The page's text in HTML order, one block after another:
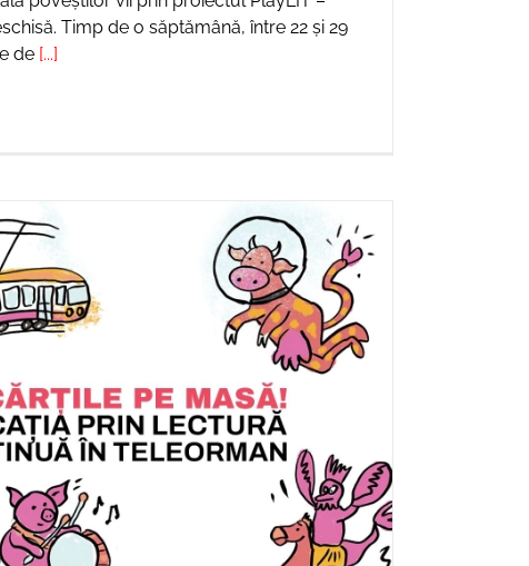
Timp de o săptămână, între 22 și 29
de[...]